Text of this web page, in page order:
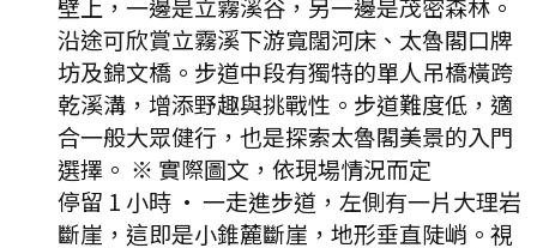
壁上，一邊是立霧溪谷，另一邊是茂密森林。
沿途可欣賞立霧溪下游寬闊河床、太魯閣口牌
坊及錦文橋。步道中段有獨特的單人吊橋橫跨
乾溪溝，增添野趣與挑戰性。步道難度低，適
合一般大眾健行，也是探索太魯閣美景的入門
選擇。 ※ 實際圖文，依現場情況而定
停留 1 小時 · 一走進步道，左側有一片大理岩
斷崖，這即是小錐麓斷崖，地形垂直陡峭。視